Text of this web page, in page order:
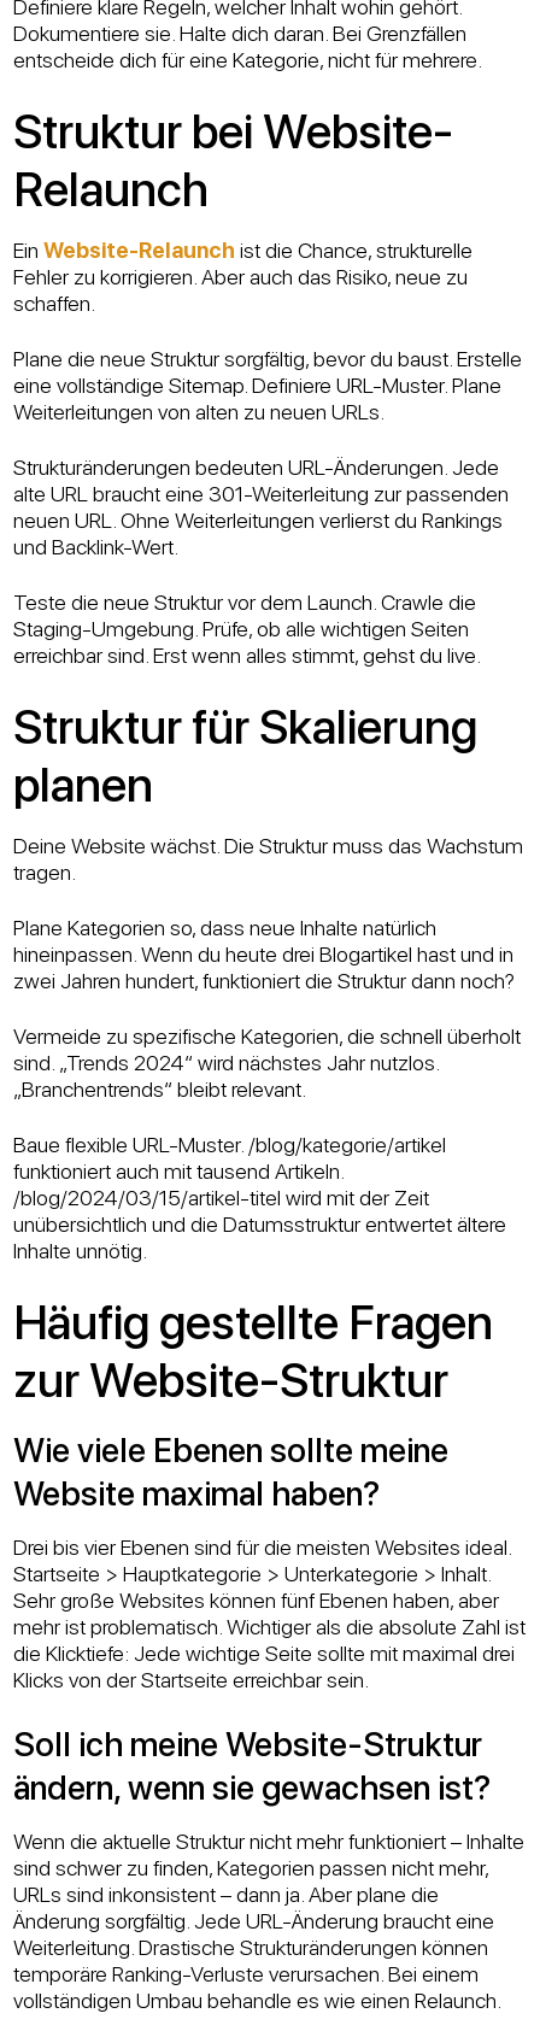
Definiere klare Regeln, welcher Inhalt wohin gehört.
Dokumentiere sie. Halte dich daran. Bei Grenzfällen
entscheide dich für eine Kategorie, nicht für mehrere.
Struktur bei Website-
Relaunch
EinWebsite-Relaunch ist die Chance, strukturelle
Fehler zu korrigieren. Aber auch das Risiko, neue zu
schaffen.
Plane die neue Struktur sorgfältig, bevor du baust. Erstelle
eine vollständige Sitemap. Definiere URL-Muster. Plane
Weiterleitungen von alten zu neuen URLs.
Strukturänderungen bedeuten URL-Änderungen. Jede
alte URL braucht eine 301-Weiterleitung zur passenden
neuen URL. Ohne Weiterleitungen verlierst du Rankings
und Backlink-Wert.
Teste die neue Struktur vor dem Launch. Crawle die
Staging-Umgebung. Prüfe, ob alle wichtigen Seiten
erreichbar sind. Erst wenn alles stimmt, gehst du live.
Struktur für Skalierung
planen
Deine Website wächst. Die Struktur muss das Wachstum
tragen.
Plane Kategorien so, dass neue Inhalte natürlich
hineinpassen. Wenn du heute drei Blogartikel hast und in
zwei Jahren hundert, funktioniert die Struktur dann noch?
Vermeide zu spezifische Kategorien, die schnell überholt
sind. „Trends 2024“ wird nächstes Jahr nutzlos.
„Branchentrends“ bleibt relevant.
Baue flexible URL-Muster. /blog/kategorie/artikel
funktioniert auch mit tausend Artikeln.
/blog/2024/03/15/artikel-titel wird mit der Zeit
unübersichtlich und die Datumsstruktur entwertet ältere
Inhalte unnötig.
Häufig gestellte Fragen
zur Website-Struktur
Wie viele Ebenen sollte meine
Website maximal haben?
Drei bis vier Ebenen sind für die meisten Websites ideal.
Startseite > Hauptkategorie > Unterkategorie > Inhalt.
Sehr große Websites können fünf Ebenen haben, aber
mehr ist problematisch. Wichtiger als die absolute Zahl ist
die Klicktiefe: Jede wichtige Seite sollte mit maximal drei
Klicks von der Startseite erreichbar sein.
Soll ich meine Website-Struktur
ändern, wenn sie gewachsen ist?
Wenn die aktuelle Struktur nicht mehr funktioniert – Inhalte
sind schwer zu finden, Kategorien passen nicht mehr,
URLs sind inkonsistent – dann ja. Aber plane die
Änderung sorgfältig. Jede URL-Änderung braucht eine
Weiterleitung. Drastische Strukturänderungen können
temporäre Ranking-Verluste verursachen. Bei einem
vollständigen Umbau behandle es wie einen Relaunch.